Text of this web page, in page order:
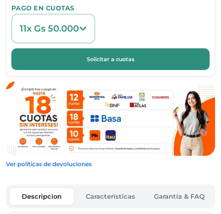
PAGO EN CUOTAS
11x Gs 50.000
Solicitar a cuotas
Ver políticas de devoluciones
Descripcion Características Garantía & FAQ